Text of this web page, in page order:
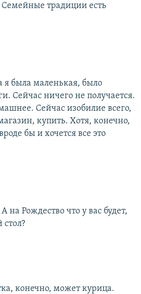
Семейные традиции есть
я была маленькая, было
Сейчас ничего не получается.
Сейчас изобилие всего,
купить. Хотя, конечно,
бы и хочется все это
А на Рождество что у вас будет,
конечно, может курица.